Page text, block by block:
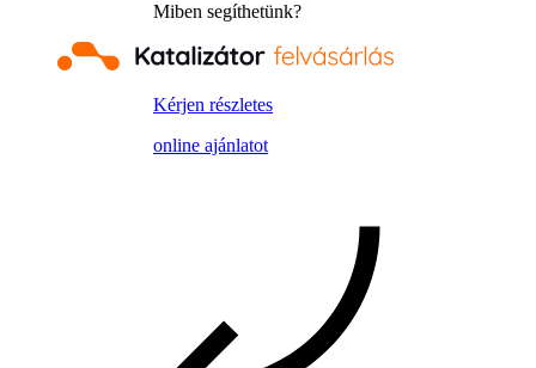
Miben segíthetünk?
Kérjen részletes
online ajánlatot